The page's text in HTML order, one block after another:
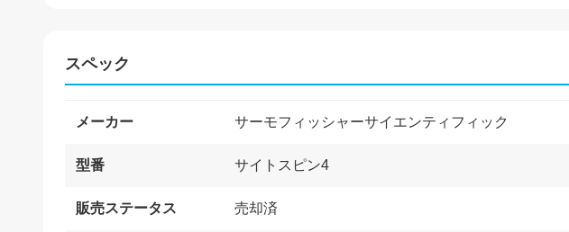
スペック
メーカー サーモフィッシャーサイエンティフィック
型番 サイトスピン4
販売ステータス 売却済